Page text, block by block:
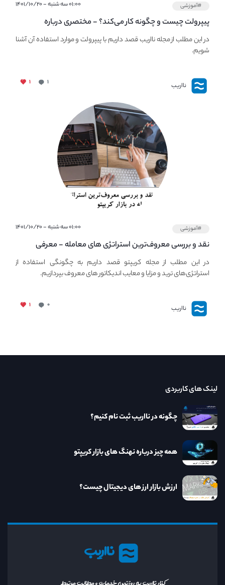
#آموزشی ۰۱:۰۰ سه شنبه - ۱۴۰۱/۱۰/۲۰
پیپر‌ولت چیست و چگونه کار می‌کند؟ - مختصری درباره
PaperWallet
در این مطلب از مجله نااریب قصد داریم با پیپر‌ولت و موارد استفاده آن آشنا
شویم.
نااریب ۱ ۱
#آموزشی ۰۱:۰۰ سه شنبه - ۱۴۰۱/۱۰/۲۰
نقد و بررسی معروف‌ترین استراتژی های معامله - معرفی
استراتژی های مهم ترید در بازار کریپتو
در این مطلب از مجله کریپتو قصد داریم به چگونگی استفاده از
استراتژی‌های ترید و مزایا و معایب اندیکاتور های معروف بپردازیم.
نااریب ۰ ۱
نااریب
کنار نااریب به روزترین خدمات و مطالب مرتبط
لینک های کاربردی
چگونه در نااریب ثبت نام کنیم؟
همه چیز درباره نهنگ های بازار کریپتو
ارزش بازار ارز های دیجیتال چیست؟